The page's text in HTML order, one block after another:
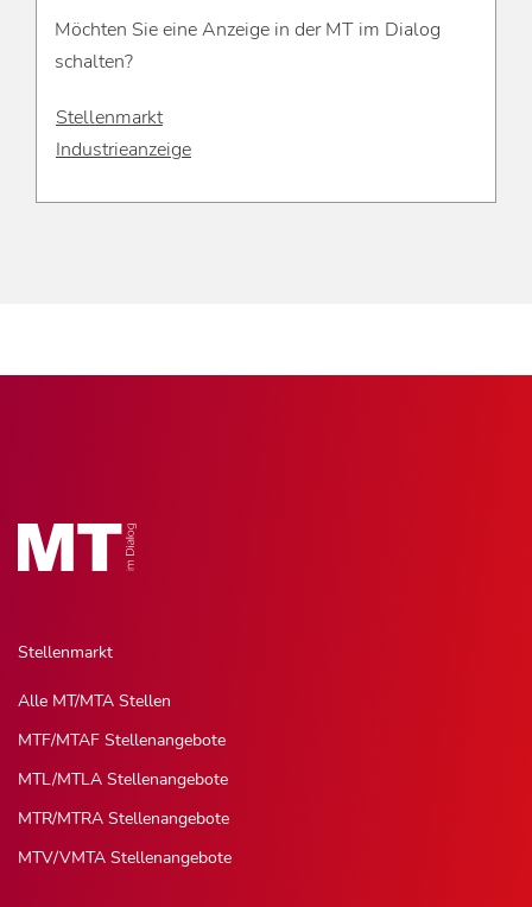
Möchten Sie eine Anzeige in der MT im Dialog
schalten?
Stellenmarkt
Industrieanzeige
Stellenmarkt
Alle MT/MTA Stellen
MTF/MTAF Stellenangebote
MTL/MTLA Stellenangebote
MTR/MTRA Stellenangebote
MTV/VMTA Stellenangebote